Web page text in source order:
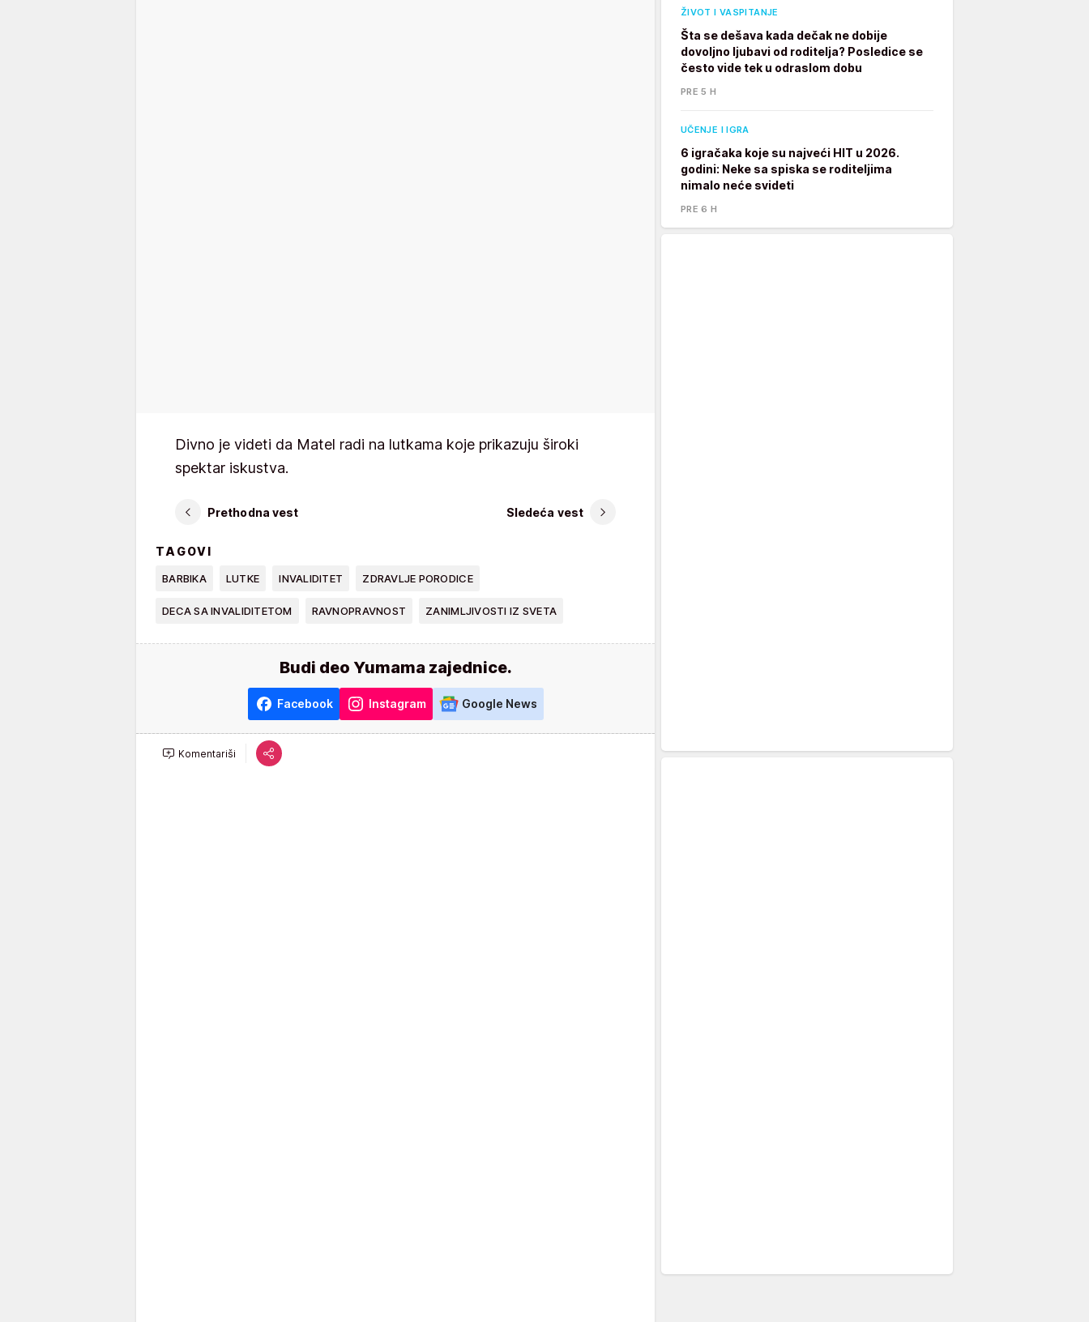
Divno je videti da Matel radi na lutkama koje prikazuju široki
spektar iskustva.
Prethodna vest Sledeća vest
TAGOVI
BARBIKA LUTKE INVALIDITET ZDRAVLJE PORODICE
DECA SA INVALIDITETOM RAVNOPRAVNOST ZANIMLJIVOSTI IZ SVETA
Budi deo Yumama zajednice.
Facebook Instagram Google News
Komentariši
ŽIVOT I VASPITANJE
Šta se dešava kada dečak ne dobije
dovoljno ljubavi od roditelja? Posledice se
često vide tek u odraslom dobu
PRE 5 H
UČENJE I IGRA
6 igračaka koje su najveći HIT u 2026.
godini: Neke sa spiska se roditeljima
nimalo neće svideti
PRE 6 H